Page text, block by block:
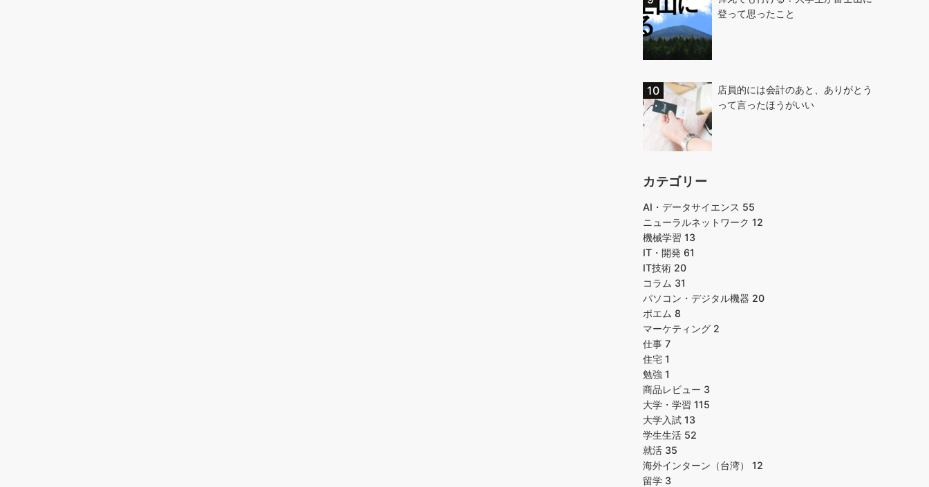
登って思ったこと
店員的には会計のあと、ありがとう
って言ったほうがいい
カテゴリー
AI・データサイエンス 55
ニューラルネットワーク 12
機械学習 13
IT・開発 61
IT技術 20
コラム 31
パソコン・デジタル機器 20
ポエム 8
マーケティング 2
仕事 7
住宅 1
勉強 1
商品レビュー 3
大学・学習 115
大学入試 13
学生生活 52
就活 35
海外インターン（台湾） 12
留学 3